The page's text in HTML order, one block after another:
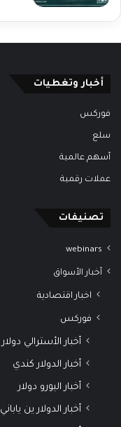
أخبار وتغطيات
فوركس
سلع
أسهم عالمية
عملات رقمية
تصنيفات
webinars
أخبار الأسواق
اخبار اقتصادية
فوركس
أخبار الأسترالي دولار
أخبار الدولار كندي
أخبار اليورو دولار
أخبار الدولار ين ياباني